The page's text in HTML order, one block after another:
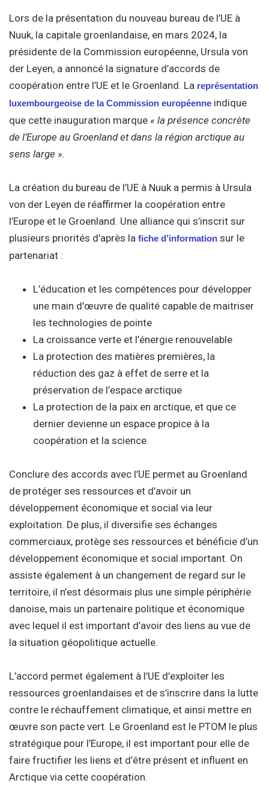
Lors de la présentation du nouveau bureau de l’UE à
Nuuk, la capitale groenlandaise, en mars 2024, la
présidente de la Commission européenne, Ursula von
der Leyen, a annoncé la signature d’accords de
coopération entre l’UE et le Groenland. La représentation
luxembourgeoise de la Commission européenne indique
que cette inauguration marque « la présence concrète
de l’Europe au Groenland et dans la région arctique au
sens large ».
La création du bureau de l’UE à Nuuk a permis à Ursula
von der Leyen de réaffirmer la coopération entre
l’Europe et le Groenland. Une alliance qui s’inscrit sur
plusieurs priorités d’après la fiche d’information sur le
partenariat :
L’éducation et les compétences pour développer
une main d’œuvre de qualité capable de maitriser
les technologies de pointe
La croissance verte et l’énergie renouvelable
La protection des matières premières, la
réduction des gaz à effet de serre et la
préservation de l’espace arctique
La protection de la paix en arctique, et que ce
dernier devienne un espace propice à la
coopération et la science
Conclure des accords avec l’UE permet au Groenland
de protéger ses ressources et d’avoir un
développement économique et social via leur
exploitation. De plus, il diversifie ses échanges
commerciaux, protège ses ressources et bénéficie d’un
développement économique et social important. On
assiste également à un changement de regard sur le
territoire, il n’est désormais plus une simple périphérie
danoise, mais un partenaire politique et économique
avec lequel il est important d’avoir des liens au vue de
la situation géopolitique actuelle.
L’accord permet également à l’UE d’exploiter les
ressources groenlandaises et de s’inscrire dans la lutte
contre le réchauffement climatique, et ainsi mettre en
œuvre son pacte vert. Le Groenland est le PTOM le plus
stratégique pour l’Europe, il est important pour elle de
faire fructifier les liens et d’être présent et influent en
Arctique via cette coopération.